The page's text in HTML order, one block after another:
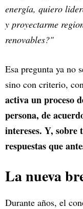
energía, quiero
y proyectarme
renovables?"
Esa pregunta ya no
sino con criterio,
activa un proceso
persona, de
intereses. Y, sobre
respuestas que
La nueva
Durante años, el